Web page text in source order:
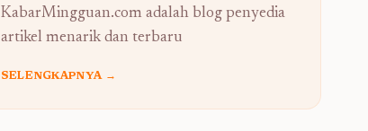
KabarMingguan.com adalah blog penyedia
artikel menarik dan terbaru
SELENGKAPNYA →